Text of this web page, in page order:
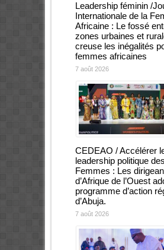
Leadership féminin /
Internationale de la
Africaine : Le fossé
zones urbaines et
creuse les inégalités
femmes africaines
7 août 2026
CEDEAO / Accélérer
leadership politique des
Femmes : Les
d’Afrique de l’Ouest
programme d’action
d’Abuja.
7 août 2026